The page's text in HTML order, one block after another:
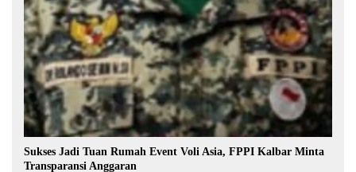
Sukses Jadi Tuan Rumah Event Voli Asia, FPPI Kalbar Minta
Transparansi Anggaran